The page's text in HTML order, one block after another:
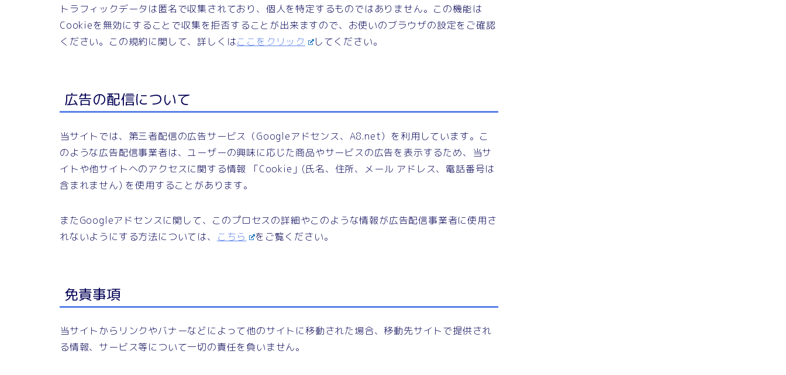
トラフィックデータは匿名で収集されており、個人を特定するものではありません。この機能は
Cookieを無効にすることで収集を拒否することが出来ますので、お使いのブラウザの設定をご確認
ください。この規約に関して、詳しくはここをクリック してください。
広告の配信について
当サイトでは、第三者配信の広告サービス（Googleアドセンス、A8.net）を利用しています。こ
のような広告配信事業者は、ユーザーの興味に応じた商品やサービスの広告を表示するため、当サ
イトや他サイトへのアクセスに関する情報 「Cookie」(氏名、住所、メール アドレス、電話番号は
含まれません) を使用することがあります。
またGoogleアドセンスに関して、このプロセスの詳細やこのような情報が広告配信事業者に使用さ
れないようにする方法については、 こちら をご覧ください。
免責事項
当サイトからリンクやバナーなどによって他のサイトに移動された場合、移動先サイトで提供され
る情報、サービス等について一切の責任を負いません。